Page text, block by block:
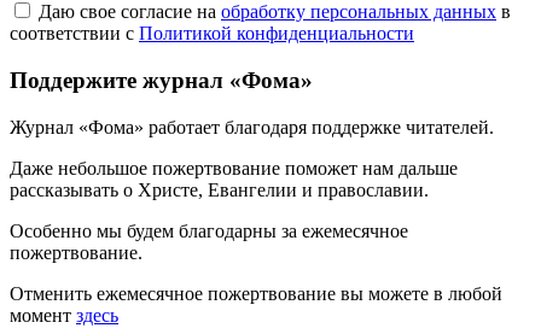
Даю свое согласие на обработку персональных данных в
соответствии с Политикой конфиденциальности
Поддержите журнал «Фома»
Журнал «Фома» работает благодаря поддержке читателей.
Даже небольшое пожертвование поможет нам дальше
рассказывать о Христе, Евангелии и православии.
Особенно мы будем благодарны за ежемесячное
пожертвование.
Отменить ежемесячное пожертвование вы можете в любой
момент здесь